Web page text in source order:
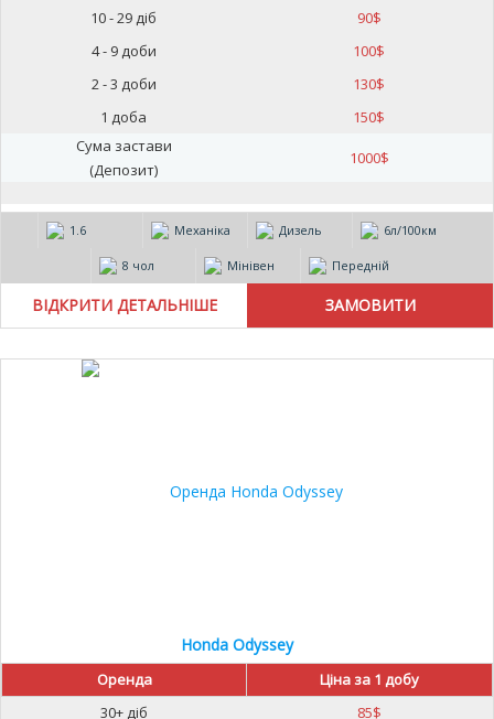
10 - 29 діб
90$
4 - 9 доби
100$
2 - 3 доби
130$
1 доба
150$
Сума застави
(Депозит)
1000$
1.6 Механіка Дизель 6л/100км
8 чол Мінівен Передній
ВІДКРИТИ ДЕТАЛЬНІШЕ
Honda Odyssey
Оренда
Ціна за 1 добу
30+ діб
85$